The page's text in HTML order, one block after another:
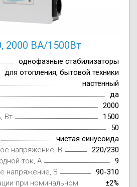
2000 ВА/1500Вт
однофазные стабилизаторы
для отопления, бытовой техники
настенный
да
2000
Вт
1500
50
чистая синусоида
напряжение, В
220/230
ток, А
9
напряжение, В
90-310
при номинальном
±2%